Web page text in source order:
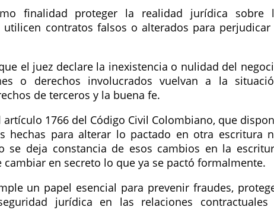
finalidad proteger la realidad jurídica sobre
contratos falsos o alterados para perjudicar
el juez declare la inexistencia o nulidad del
o derechos involucrados vuelvan a la
de terceros y la buena fe.
1766 del Código Civil Colombiano, que
hechas para alterar lo pactado en otra escritura
se deja constancia de esos cambios en la
en secreto lo que ya se pactó formalmente.
un papel esencial para prevenir fraudes,
jurídica en las relaciones contractuales